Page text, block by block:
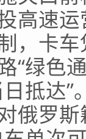
高速
，卡
“绿色
抵达
俄罗